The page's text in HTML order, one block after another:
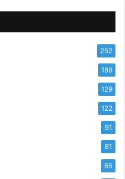
252
188
129
122
91
81
65